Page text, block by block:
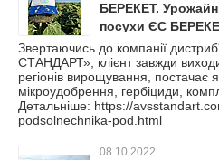
БЕРЕКЕТ.
посухи ЄС
Звертаючись до компанії
СТАНДАРТ», клієнт завжди
регіонів вирощування, постачає
мікроудобрення, гербіциди,
Детальніше: https://
podsolnechnika-pod.html
08.10.2022